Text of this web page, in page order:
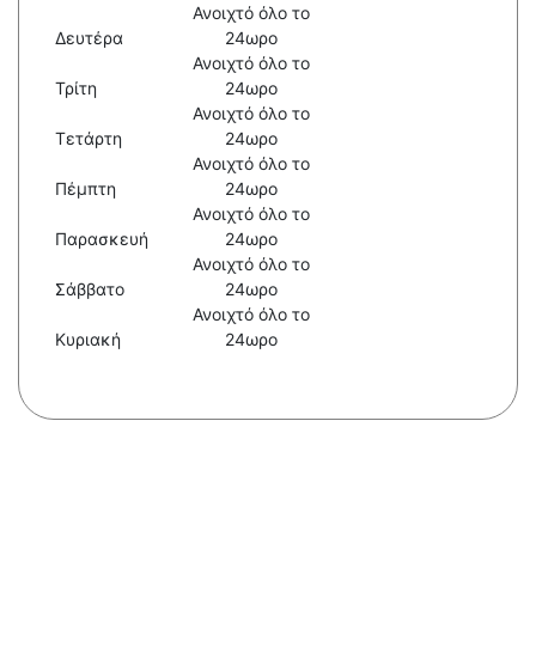
Δευτέρα
Ανοιχτό όλο το
24ωρο
Τρίτη
Ανοιχτό όλο το
24ωρο
Τετάρτη
Ανοιχτό όλο το
24ωρο
Πέμπτη
Ανοιχτό όλο το
24ωρο
Παρασκευή
Ανοιχτό όλο το
24ωρο
Σάββατο
Ανοιχτό όλο το
24ωρο
Κυριακή
Ανοιχτό όλο το
24ωρο